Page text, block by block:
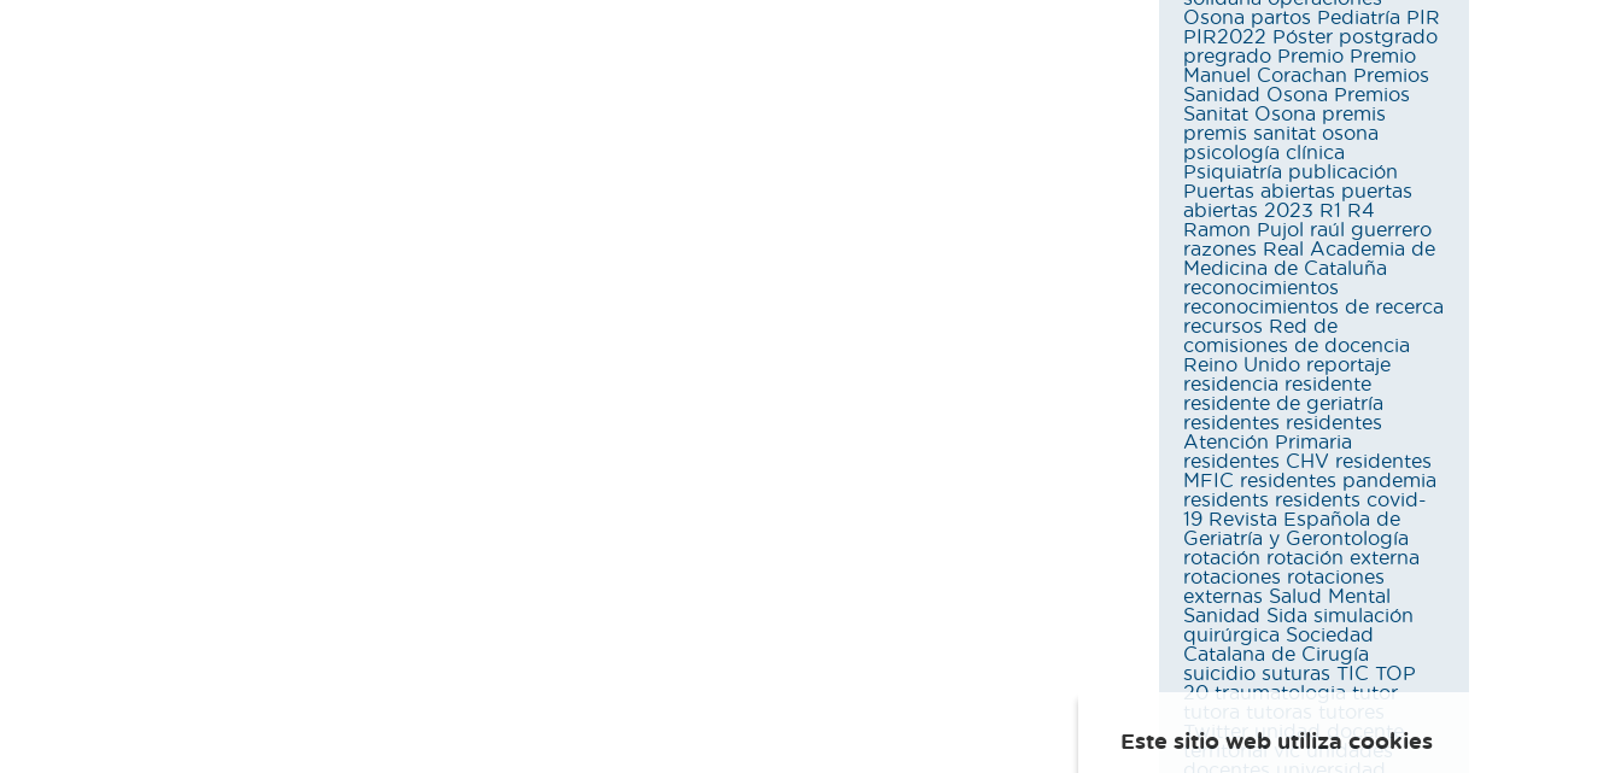
Osona partos Pediatría PIR
PIR2022 Póster postgrado
pregrado Premio Premio
Manuel Corachan Premios
Sanidad Osona Premios
Sanitat Osona premis
premis sanitat osona
psicología clínica
Psiquiatría publicación
Puertas abiertas puertas
abiertas 2023 R1 R4
Ramon Pujol
raúl guerrero
razones Real Academia de
Medicina de Cataluña
reconocimientos
reconocimientos de recerca
recursos Red de
comisiones de docencia
Reino Unido reportaje
residencia residente
residente de geriatría
residentes residentes
Atención Primaria
residentes CHV residentes
MFIC residentes pandemia
residents residents covid-
19 Revista Española de
Geriatría y Gerontología
rotación rotación externa
rotaciones rotaciones
externas Salud Mental
Sanidad Sida simulación
quirúrgica Sociedad
Catalana de Cirugía
suicidio suturas TIC TOP
20 traumatologia tutor
Twitter
unidad docente
territorial vic unidades
Este sitio web utiliza cookies